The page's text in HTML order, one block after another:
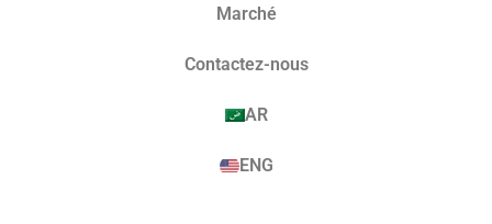
Marché​
Contactez-nous
AR
ENG